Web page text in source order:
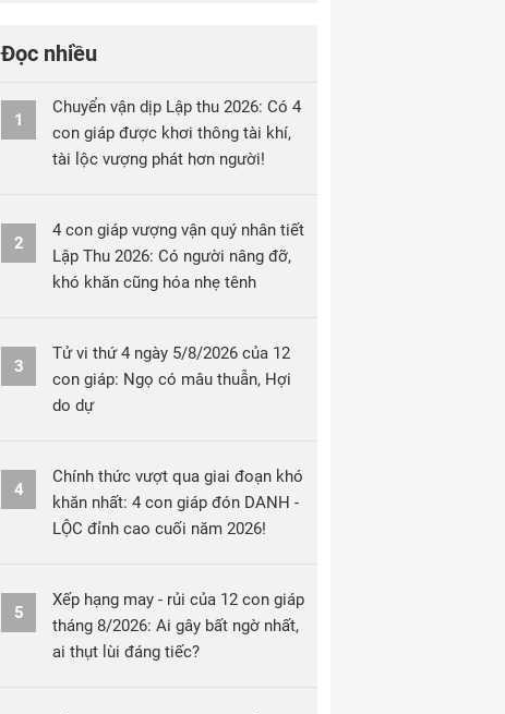
Đọc nhiều
1
Chuyển vận dịp Lập thu 2026: Có 4
con giáp được khơi thông tài khí,
tài lộc vượng phát hơn người!
2
4 con giáp vượng vận quý nhân tiết
Lập Thu 2026: Có người nâng đỡ,
khó khăn cũng hóa nhẹ tênh
3
Tử vi thứ 4 ngày 5/8/2026 của 12
con giáp: Ngọ có mâu thuẫn, Hợi
do dự
4
Chính thức vượt qua giai đoạn khó
khăn nhất: 4 con giáp đón DANH -
LỘC đỉnh cao cuối năm 2026!
5
Xếp hạng may - rủi của 12 con giáp
tháng 8/2026: Ai gây bất ngờ nhất,
ai thụt lùi đáng tiếc?